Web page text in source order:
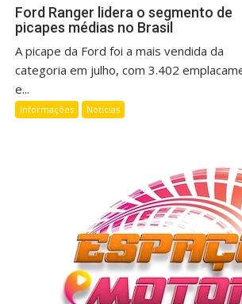
Ford Ranger lidera o segmento de
picapes médias no Brasil
A picape da Ford foi a mais vendida da
categoria em julho, com 3.402
e...
Informações Notícias